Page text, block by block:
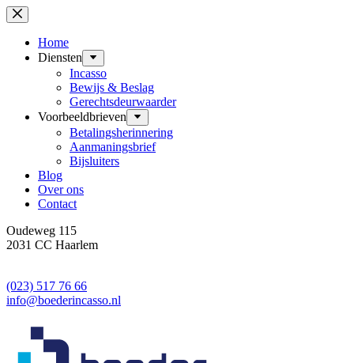
Ga
naar
inhoud
Home
Diensten
Incasso
Bewijs & Beslag
Gerechtsdeurwaarder
Voorbeeldbrieven
Betalingsherinnering
Aanmaningsbrief
Bijsluiters
Blog
Over ons
Contact
Oudeweg 115
2031 CC Haarlem
(023) 517 76 66
info@boederincasso.nl